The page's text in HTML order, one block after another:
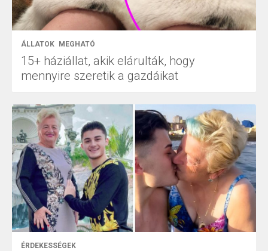
ÁLLATOK MEGHATÓ
15+ háziállat, akik elárulták, hogy
mennyire szeretik a gazdáikat
ÉRDEKESSÉGEK